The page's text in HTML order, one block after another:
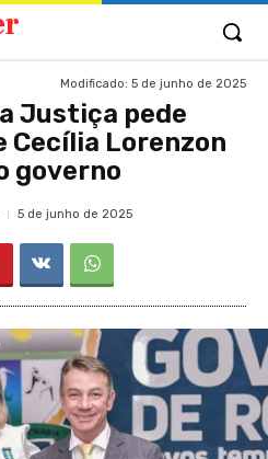
Modificado: 5 de junho de 2025
Justiça pede
Lorenzon
governo
5 de junho de 2025